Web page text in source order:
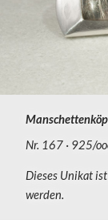
Nr. 167
925/
Dieses Unikat
werden.